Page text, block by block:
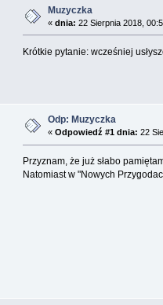
Muzyczka
« dnia: 22 Sierpnia 2018,
Krótkie pytanie: wcześniej
Odp: Muzyczka
« Odpowiedź #1 dnia: 22
Przyznam, że już słabo
Natomiast w "Nowych